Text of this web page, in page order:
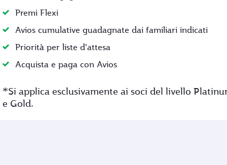
Premi Flexi
Avios cumulative guadagnate dai familiari indicati
Priorità per liste d'attesa
Acquista e paga con Avios
*Si applica esclusivamente ai soci del livello
e Gold.